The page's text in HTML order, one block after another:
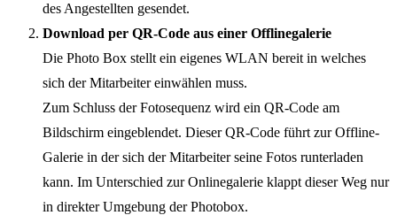
des Angestellten gesendet.
Download per QR-Code aus einer Offlinegalerie
Die Photo Box stellt ein eigenes WLAN bereit in welches
sich der Mitarbeiter einwählen muss.
Zum Schluss der Fotosequenz wird ein QR-Code am
Bildschirm eingeblendet. Dieser QR-Code führt zur Offline-
Galerie in der sich der Mitarbeiter seine Fotos runterladen
kann. Im Unterschied zur Onlinegalerie klappt dieser Weg nur
in direkter Umgebung der Photobox.